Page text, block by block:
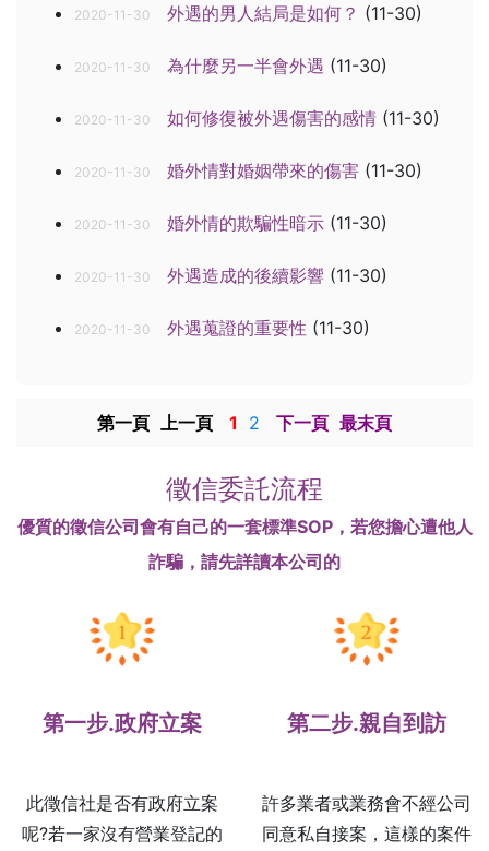
2020-11-30 外遇的男人結局是如何？ (11-30)
2020-11-30 為什麼另一半會外遇 (11-30)
2020-11-30 如何修復被外遇傷害的感情 (11-30)
2020-11-30 婚外情對婚姻帶來的傷害 (11-30)
2020-11-30 婚外情的欺騙性暗示 (11-30)
2020-11-30 外遇造成的後續影響 (11-30)
2020-11-30 外遇蒐證的重要性 (11-30)
第一頁 上一頁 1 2 下一頁 最末頁
徵信委託流程
優質的徵信公司會有自己的一套標準SOP，若您擔心遭他人
詐騙，請先詳讀本公司的
第一步.政府立案
此徵信社是否有政府立案
呢?若一家沒有營業登記的
第二步.親自到訪
許多業者或業務會不經公司
同意私自接案，這樣的案件